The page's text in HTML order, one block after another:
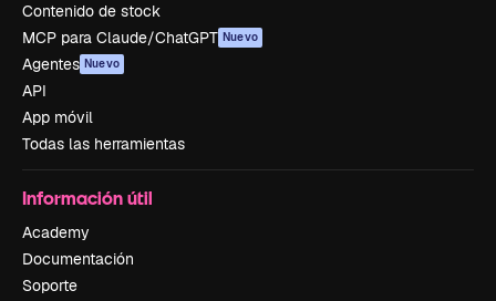
Contenido de stock
MCP para Claude/ChatGPT Nuevo
Agentes Nuevo
API
App móvil
Todas las herramientas
Información útil
Academy
Documentación
Soporte